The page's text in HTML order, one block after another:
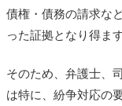
債権・債務の請求な
った証拠となり得ます
そのため、弁護士、
は特に、紛争対応の